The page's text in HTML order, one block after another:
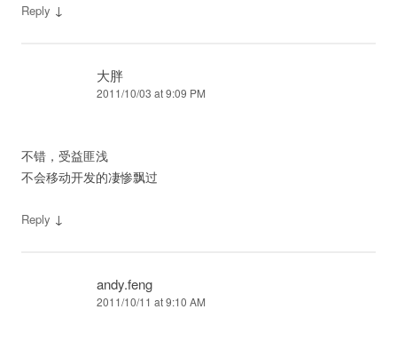
Reply ↓
大胖
2011/10/03 at 9:09 PM
不错，受益匪浅
不会移动开发的凄惨飘过
Reply ↓
andy.feng
2011/10/11 at 9:10 AM